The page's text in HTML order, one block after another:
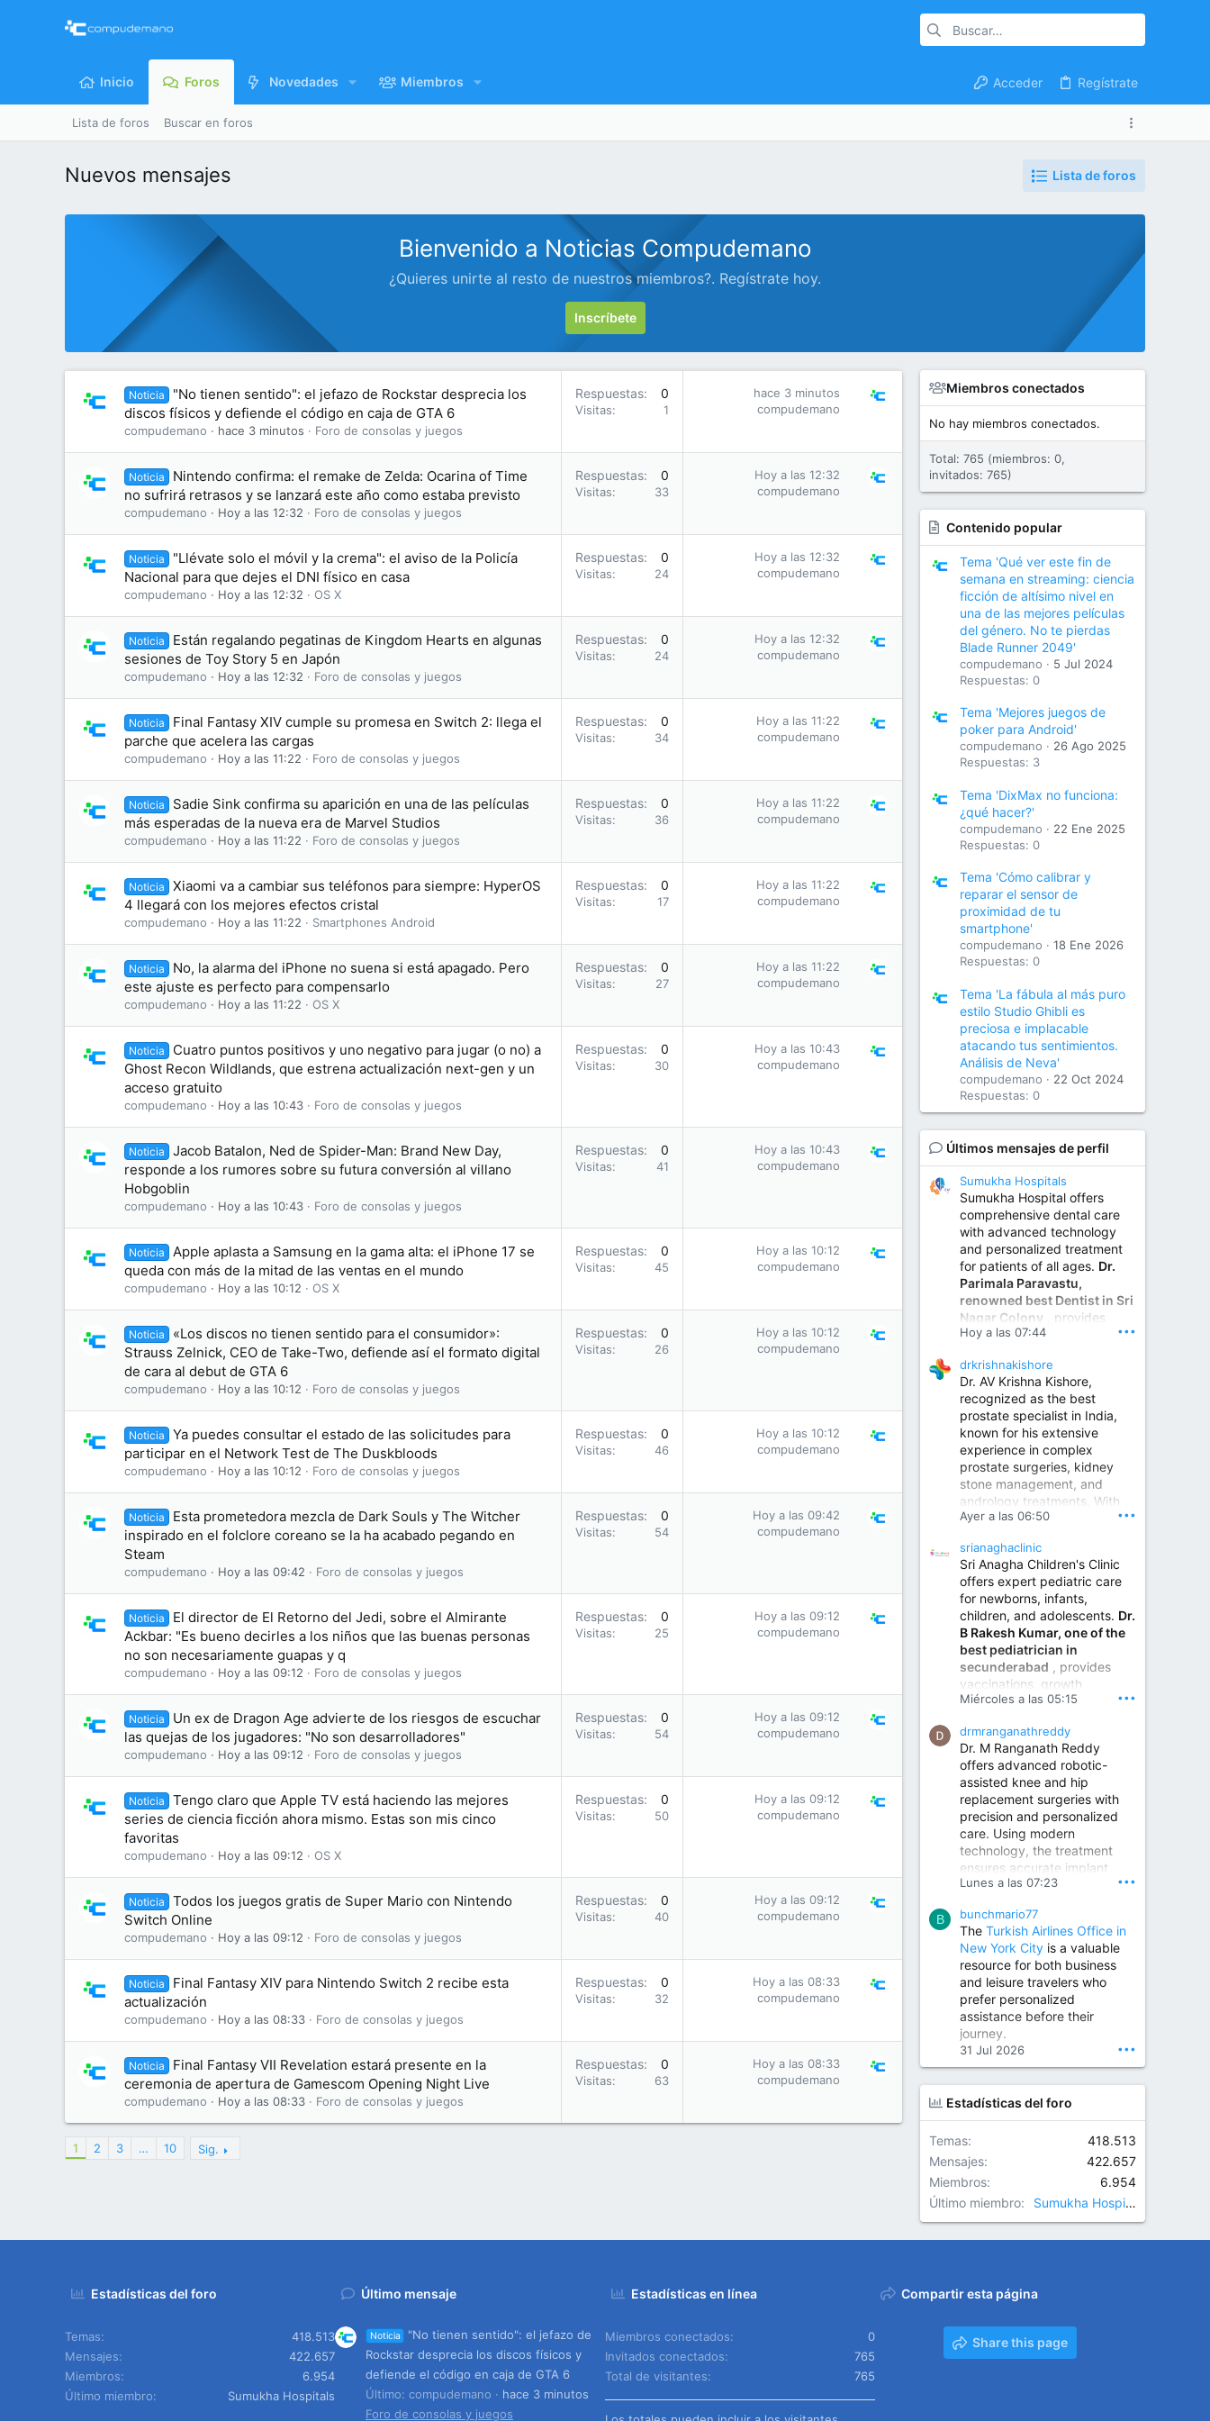
Inicio Foros Novedades Miembros Acceder Regístrate
Lista de foros Buscar en foros
Nuevos mensajes Lista de foros
Bienvenido a Noticias Compudemano
¿Quieres unirte al resto de nuestros miembros?. Regístrate hoy.
Inscríbete
Noticia
"No tienen sentido": el jefazo de Rockstar desprecia los
discos físicos y defiende el código en caja de GTA 6
compudemano hace 3 minutos Foro de consolas y juegos
Respuestas 0
Visitas 1
hace 3 minutos
compudemano
Noticia
Nintendo confirma: el remake de Zelda: Ocarina of Time
no sufrirá retrasos y se lanzará este año como estaba previsto
compudemano Hoy a las 12:32 Foro de consolas y juegos
Respuestas 0
Visitas 33
Hoy a las 12:32
compudemano
Noticia
"Llévate solo el móvil y la crema": el aviso de la Policía
Nacional para que dejes el DNI físico en casa
compudemano Hoy a las 12:32 OS X
Respuestas 0
Visitas 24
Hoy a las 12:32
compudemano
Noticia
Están regalando pegatinas de Kingdom Hearts en algunas
sesiones de Toy Story 5 en Japón
compudemano Hoy a las 12:32 Foro de consolas y juegos
Respuestas 0
Visitas 24
Hoy a las 12:32
compudemano
Noticia
Final Fantasy XIV cumple su promesa en Switch 2: llega el
parche que acelera las cargas
compudemano Hoy a las 11:22 Foro de consolas y juegos
Respuestas 0
Visitas 34
Hoy a las 11:22
compudemano
Noticia
Sadie Sink confirma su aparición en una de las películas
más esperadas de la nueva era de Marvel Studios
compudemano Hoy a las 11:22 Foro de consolas y juegos
Respuestas 0
Visitas 36
Hoy a las 11:22
compudemano
Noticia
Xiaomi va a cambiar sus teléfonos para siempre: HyperOS
4 llegará con los mejores efectos cristal
compudemano Hoy a las 11:22 Smartphones Android
Respuestas 0
Visitas 17
Hoy a las 11:22
compudemano
Noticia
No, la alarma del iPhone no suena si está apagado. Pero
este ajuste es perfecto para compensarlo
compudemano Hoy a las 11:22 OS X
Respuestas 0
Visitas 27
Hoy a las 11:22
compudemano
Noticia
Cuatro puntos positivos y uno negativo para jugar (o no) a
Ghost Recon Wildlands, que estrena actualización next-gen y un
acceso gratuito
compudemano Hoy a las 10:43 Foro de consolas y juegos
Respuestas 0
Visitas 30
Hoy a las 10:43
compudemano
Noticia
Jacob Batalon, Ned de Spider-Man: Brand New Day,
responde a los rumores sobre su futura conversión al villano
Hobgoblin
compudemano Hoy a las 10:43 Foro de consolas y juegos
Respuestas 0
Visitas 41
Hoy a las 10:43
compudemano
Noticia
Apple aplasta a Samsung en la gama alta: el iPhone 17 se
queda con más de la mitad de las ventas en el mundo
compudemano Hoy a las 10:12 OS X
Respuestas 0
Visitas 45
Hoy a las 10:12
compudemano
Noticia
«Los discos no tienen sentido para el consumidor»:
Strauss Zelnick, CEO de Take-Two, defiende así el formato digital
de cara al debut de GTA 6
compudemano Hoy a las 10:12 Foro de consolas y juegos
Respuestas 0
Visitas 26
Hoy a las 10:12
compudemano
Noticia
Ya puedes consultar el estado de las solicitudes para
participar en el Network Test de The Duskbloods
compudemano Hoy a las 10:12 Foro de consolas y juegos
Respuestas 0
Visitas 46
Hoy a las 10:12
compudemano
Noticia
Esta prometedora mezcla de Dark Souls y The Witcher
inspirado en el folclore coreano se la ha acabado pegando en
Steam
compudemano Hoy a las 09:42 Foro de consolas y juegos
Respuestas 0
Visitas 54
Hoy a las 09:42
compudemano
Noticia
El director de El Retorno del Jedi, sobre el Almirante
Ackbar: "Es bueno decirles a los niños que las buenas personas
no son necesariamente guapas y q
compudemano Hoy a las 09:12 Foro de consolas y juegos
Respuestas 0
Visitas 25
Hoy a las 09:12
compudemano
Noticia
Un ex de Dragon Age advierte de los riesgos de escuchar
las quejas de los jugadores: "No son desarrolladores"
compudemano Hoy a las 09:12 Foro de consolas y juegos
Respuestas 0
Visitas 54
Hoy a las 09:12
compudemano
Noticia
Tengo claro que Apple TV está haciendo las mejores
series de ciencia ficción ahora mismo. Estas son mis cinco
favoritas
compudemano Hoy a las 09:12 OS X
Respuestas 0
Visitas 50
Hoy a las 09:12
compudemano
Noticia
Todos los juegos gratis de Super Mario con Nintendo
Switch Online
compudemano Hoy a las 09:12 Foro de consolas y juegos
Respuestas 0
Visitas 40
Hoy a las 09:12
compudemano
Noticia
Final Fantasy XIV para Nintendo Switch 2 recibe esta
actualización
compudemano Hoy a las 08:33 Foro de consolas y juegos
Respuestas 0
Visitas 32
Hoy a las 08:33
compudemano
Noticia
Final Fantasy VII Revelation estará presente en la
ceremonia de apertura de Gamescom Opening Night Live
compudemano Hoy a las 08:33 Foro de consolas y juegos
Respuestas 0
Visitas 63
Hoy a las 08:33
compudemano
1 2 3 … 10 Sig.
Miembros conectados
No hay miembros conectados.
Total: 765 (miembros: 0,
invitados: 765)
Contenido popular
Tema 'Qué ver este fin de
semana en streaming: ciencia
ficción de altísimo nivel en
una de las mejores películas
del género. No te pierdas
Blade Runner 2049'
compudemano
5 Jul 2024
Respuestas: 0
Tema 'Mejores juegos de
poker para Android'
compudemano
26 Ago 2025
Respuestas: 3
Tema 'DixMax no funciona:
¿qué hacer?'
compudemano
22 Ene 2025
Respuestas: 0
Tema 'Cómo calibrar y
reparar el sensor de
proximidad de tu
smartphone'
compudemano
18 Ene 2026
Respuestas: 0
Tema 'La fábula al más puro
estilo Studio Ghibli es
preciosa e implacable
atacando tus sentimientos.
Análisis de Neva'
compudemano
22 Oct 2024
Respuestas: 0
Últimos mensajes de perfil
Sumukha Hospitals
Sumukha Hospital offers
comprehensive dental care
with advanced technology
and personalized treatment
for patients of all ages. Dr.
Parimala Paravastu,
renowned best Dentist in Sri
Nagar Colony , provides
expert care for tooth pain,
treatment, dental implants,
smile designing, cosmetic
dentistry.
Sumukha Hospital | Ear, Nose & Throat, Dental & Maxillofacial Surgery Center
www.sumukhahospitals.co
m
Hoy a las 07:44 •••
drkrishnakishore
Dr. AV Krishna Kishore,
recognized as the best
prostate specialist in India,
known for his extensive
experience in complex
prostate surgeries, kidney
stone management, and
andrology treatments. With
years of surgical practice and
invasive and robotic
techniques.
Best Urologist in Vijayawada | Urology Specialist in Vijayawada
Dr. A. V. Krishna Kishore,
the Best Urologist...
www.drkrishnakishore.com
Ayer a las 06:50 •••
srianaghaclinic
Sri Anagha Children's Clinic
offers expert pediatric care
for newborns, infants,
children, and adolescents. Dr.
B Rakesh Kumar, one of the
best pediatrician in
secunderabad , provides
vaccinations, growth
monitoring, newborn care,
illnesses, nutrition guidance,
and preventive healthcare in
a child-friendly environment.
Children Hospital in Secunderabad | Best Pediatrician in Hyderabad | Neonatologist in Medchal
Our pediatrician and
Neonatologist team at...
www.srianaghaclinic.com
Miércoles a las 05:15 •••
drmranganathreddy
Dr. M Ranganath Reddy
offers advanced robotic-
assisted knee and hip
replacement surgeries with
precision and personalized
care. Using modern
technology, the treatment
ensures accurate implant
placement, reduced pain,
improved joint function,
helping patients return to an
active and comfortable
lifestyle.
Orthopedic Surgeon in Kondapur | Best Orthopedic Doctor in Kondapur | Dr. M. Ranganath Reddy
Consult Dr. M. Ranganath
Reddy, the best...
www.drranganathreddy.co
m
Lunes a las 07:23 •••
B bunchmario77
The Turkish Airlines Office in
New York City is a valuable
resource for both business
and leisure travelers who
prefer personalized
assistance before their
journey.
31 Jul 2026 •••
Estadísticas del foro
Temas
418.513
Mensajes
422.657
Miembros
6.954
Último miembro
Sumukha Hospitals
Estadísticas del foro
Temas
418.513
Mensajes
422.657
Miembros
6.954
Último miembro
Sumukha Hospitals
Último mensaje
Noticia
"No tienen sentido": el jefazo de
Rockstar desprecia los discos físicos y
defiende el código en caja de GTA 6
Último: compudemano
hace 3 minutos
Foro de consolas y juegos
Estadísticas en línea
Miembros conectados
0
Invitados conectados
765
Total de visitantes
765
Compartir esta página
Share this page